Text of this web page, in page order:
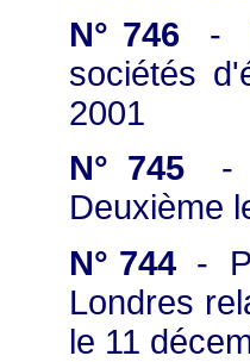
N° 746 -
sociétés
2001
N° 745-
Deuxième
N° 744-
Londres
le 11